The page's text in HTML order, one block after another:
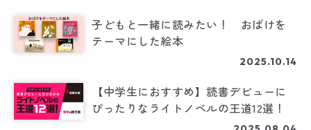
子どもと一緒に読みたい！ おばけを
テーマにした絵本
2025.10.14
【中学生におすすめ】読書デビューに
ぴったりなライトノベルの王道12選！